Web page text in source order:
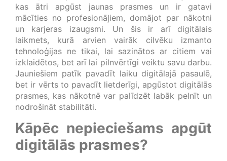
kas ātri apgūst jaunas prasmes un ir gatavi
mācīties no profesionāļiem, domājot par nākotni
un karjeras izaugsmi. Un šis ir arī digitālais
laikmets, kurā arvien vairāk cilvēku izmanto
tehnoloģijas ne tikai, lai sazinātos ar citiem vai
izklaidētos, bet arī lai pilnvērtīgi veiktu savu darbu.
Jauniešiem patīk pavadīt laiku digitālajā pasaulē,
bet ir vērts to pavadīt lietderīgi, apgūstot digitālās
prasmes, kas nākotnē var palīdzēt labāk pelnīt un
nodrošināt stabilitāti.
Kāpēc nepieciešams apgūt
digitālās prasmes?